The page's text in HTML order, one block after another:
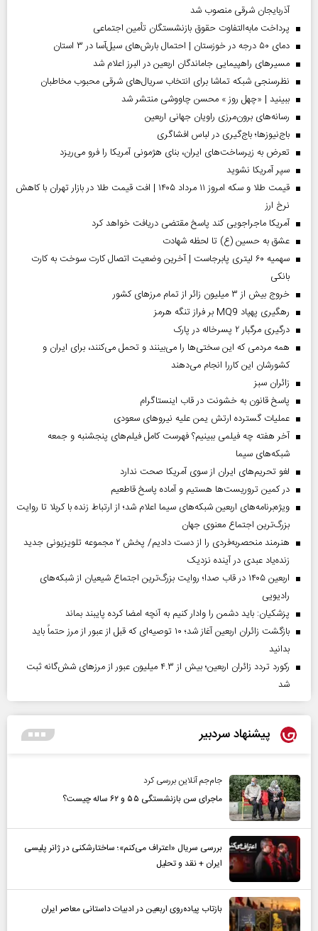
آذربایجان شرقی منصوب شد
پرداخت مابه‌التفاوت حقوق بازنشستگان تأمین اجتماعی
دمای ۵۰ درجه در خوزستان | احتمال بارش‌های سیل‌آسا در ۳ استان
مسیر‌های راهپیمایی جاماندگان اربعین در البرز اعلام شد
نظرسنجی شبکه تماشا برای انتخاب سریال‌های شرقی محبوب مخاطبان
ببینید | «چهل روز » محسن چاووشی منتشر شد
رسانه‌های برون‌مرزی راویان جهانی اربعین
باج‌نیوزها؛ باج‌گیری در لباس افشاگری
تعرض به زیرساخت‌های ایران، بنای هژمونی آمریکا را فرو می‌ریزد
سپر آمریکا نشوید
قیمت طلا و سکه امروز ۱۱ مرداد ۱۴۰۵ | افت قیمت طلا در بازار تهران با کاهش
نرخ ارز
آمریکا ماجراجویی کند پاسخ مقتضی دریافت خواهد کرد
عشق به حسین (ع) تا لحظه شهادت
سهمیه ۶۰ لیتری پابرجاست | آخرین وضعیت اتصال کارت سوخت به کارت
بانکی
خروج بیش از ۳ میلیون زائر از تمام مرز‌های کشور
رهگیری پهپاد MQ9 بر فراز تنگه هرمز
درگیری مرگبار ۲ پسرخاله در پارک
همه مردمی که این سختی‌ها را می‌بینند و تحمل می‌کنند، برای ایران و
کشورشان این کاررا انجام می‌دهند
‌زائران سبز
پاسخ قانون به خشونت در قاب اینستاگرام
عملیات گسترده ارتش یمن علیه نیروهای سعودی
آخر هفته چه فیلمی ببینیم؟ فهرست کامل فیلم‌های پنجشنبه و جمعه
شبکه‌های سیما
لغو تحریم‌های ایران از سوی آمریکا صحت ندارد
در کمین تروریست‌ها هستیم و آماده پاسخ قاطعیم
ویژه‌برنامه‌های اربعین شبکه‌های سیما اعلام شد؛ از ارتباط زنده با کربلا تا روایت
بزرگ‌ترین اجتماع معنوی جهان
هنرمند منحصر‌به‌فردی را از دست دادیم/ پخش ۲ مجموعه تلویزیونی جدید
زنده‌یاد عبدی در آینده نزدیک
اربعین ۱۴۰۵ در قاب صدا؛ روایت بزرگ‌ترین اجتماع شیعیان از شبکه‌های
رادیویی
پزشکیان: باید دشمن را وادار کنیم به آنچه امضا کرده پایبند بماند
بازگشت زائران اربعین آغاز شد؛ ۱۰ توصیه‌ای که قبل از عبور از مرز حتماً باید
بدانید
رکورد تردد زائران اربعین؛ بیش از ۴.۳ میلیون عبور از مرزهای شش‌گانه ثبت
شد
پیشنهاد سردبیر
جام‌جم آنلاین بررسی کرد
ماجرای سن بازنشستگی ۵۵ و ۶۲ ساله چیست؟
بررسی سریال «اعتراف می‌کنم»؛ ساختارشکنی در ژانر پلیسی
ایران + نقد و تحلیل
بازتاب پیاده‌روی اربعین در ادبیات داستانی معاصر ایران